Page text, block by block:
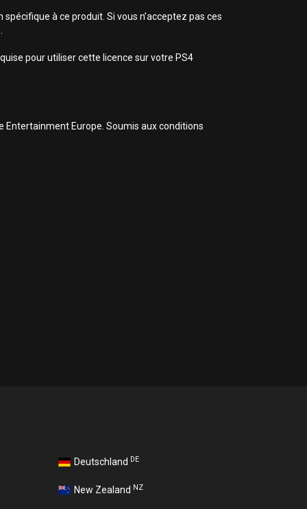
à ce produit. Si vous n’acceptez pas ces
pour utiliser cette licence sur votre PS4
Europe. Soumis aux conditions
Deutschland DE
New Zealand NZ